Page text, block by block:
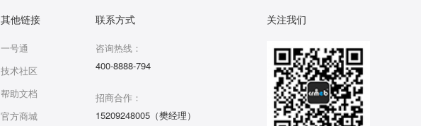
其他链接
一号通
技术社区
帮助文档
官方商城
联系方式
咨询热线：
400-8888-794
招商合作：
15209248005（樊经理）
关注我们